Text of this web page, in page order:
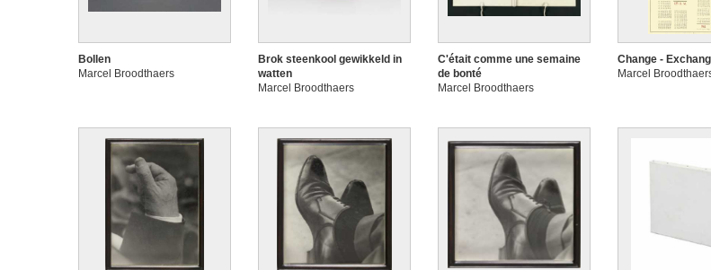
Bollen
Marcel Broodthaers
Brok steenkool gewikkeld in
watten
Marcel Broodthaers
C'était comme une semaine
de bonté
Marcel Broodthaers
Change -
Marcel